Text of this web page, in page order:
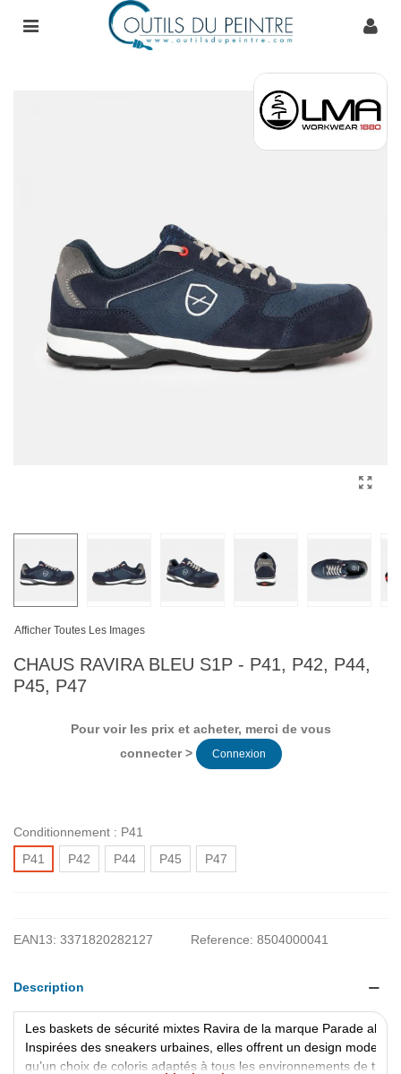
Afficher Toutes Les Images
CHAUS RAVIRA BLEU S1P - P41, P42, P44,
P45, P47
Pour voir les prix et acheter, merci de vous
connecter >
Connexion
Conditionnement : P41
P41
P42 P44 P45 P47
EAN13: 3371820282127 Reference: 8504000041
Description
Les baskets de sécurité mixtes Ravira de la marque Parade
Inspirées des sneakers urbaines, elles offrent un design
qu’un choix de coloris adaptés à tous les environnements de